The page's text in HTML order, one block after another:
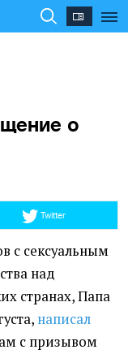
о
Twitter
с сексуальным
над
странах, Папа
написал
с призывом